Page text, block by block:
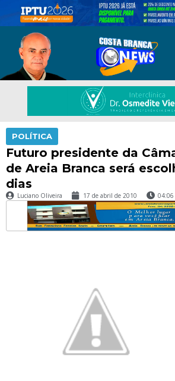
POLÍTICA
Futuro presidente da
de Areia Branca será
dias
Luciano Oliveira 17 de abril de 2010 04:06